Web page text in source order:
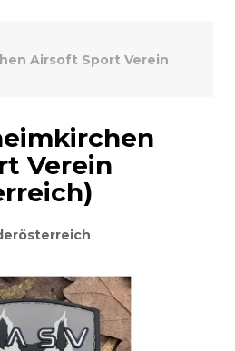
Airsoft Sport Verein
Verein